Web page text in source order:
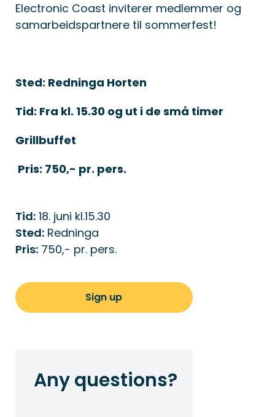
Electronic Coast inviterer medlemmer og
samarbeidspartnere til sommerfest!
Sted: Redninga Horten
Tid: Fra kl. 15.30 og ut i de små timer
Grillbuffet
Pris: 750,- pr. pers.
Tid: 18. juni kl.15.30
Sted: Redninga
Pris: 750,- pr. pers.
Sign up
Any questions?